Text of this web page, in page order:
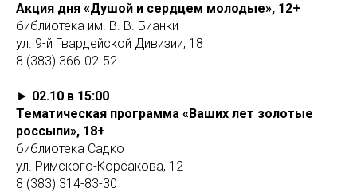
Акция дня «Душой и сердцем молодые», 12+
библиотека им. В. В. Бианки
ул. 9-й Гвардейской Дивизии, 18
8 (383) 366-02-52
► 02.10 в 15:00
Тематическая программа «Ваших лет золотые
россыпи», 18+
библиотека Садко
ул. Римского-Корсакова, 12
8 (383) 314-83-30